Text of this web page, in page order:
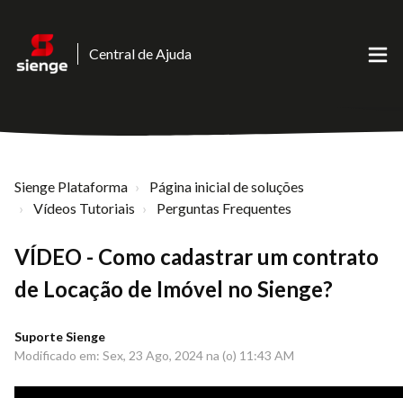
Central de Ajuda
Sienge Plataforma
Página inicial de soluções
Vídeos Tutoriais
Perguntas Frequentes
VÍDEO - Como cadastrar um contrato
de Locação de Imóvel no Sienge?
Suporte Sienge
Modificado em: Sex, 23 Ago, 2024 na (o) 11:43 AM